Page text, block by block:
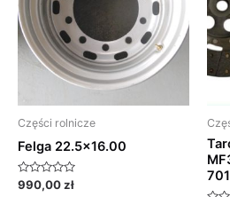
Części rolnicze
Felga 22.5×16.00
Oceniono
990,00zł